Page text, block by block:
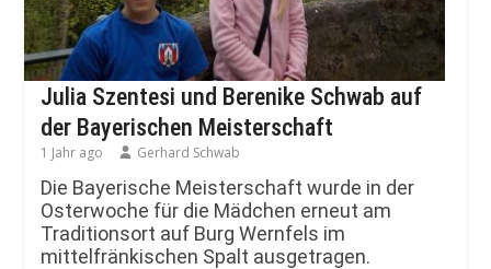
Julia Szentesi und Berenike Schwab auf
der Bayerischen Meisterschaft
1 Jahr ago Gerhard Schwab
Die Bayerische Meisterschaft wurde in der
Osterwoche für die Mädchen erneut am
Traditionsort auf Burg Wernfels im
mittelfränkischen Spalt ausgetragen.